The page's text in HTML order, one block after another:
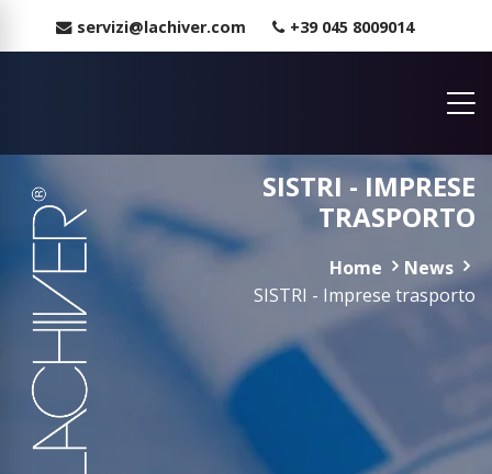
servizi@lachiver.com +39 045 8009014
SISTRI - IMPRESE
TRASPORTO
Home
News
SISTRI - Imprese trasporto